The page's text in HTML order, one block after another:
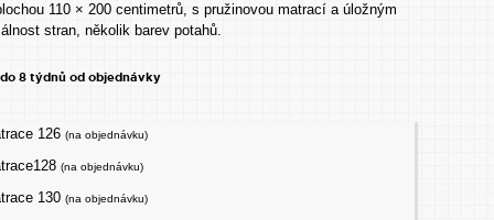
110 × 200 centimetrů, s pružinovou matrací a úložným
stran, několik barev potahů.
8 týdnů od objednávky
126 (na objednávku)
(na objednávku)
130 (na objednávku)